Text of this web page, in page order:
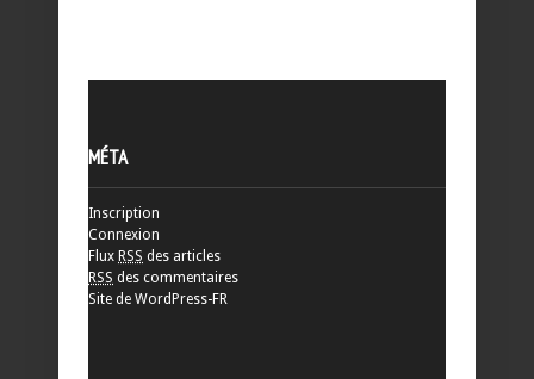
MÉTA
Inscription
Connexion
Flux RSS des articles
RSS des commentaires
Site de WordPress-FR